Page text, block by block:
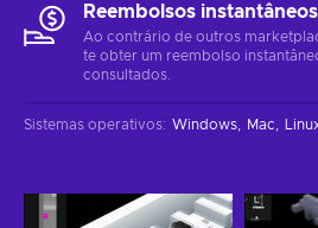
Reembolsos instantâneos
Ao contrário de outros
te obter um reembolso
consultados.
Sistemas operativos: Windows Mac